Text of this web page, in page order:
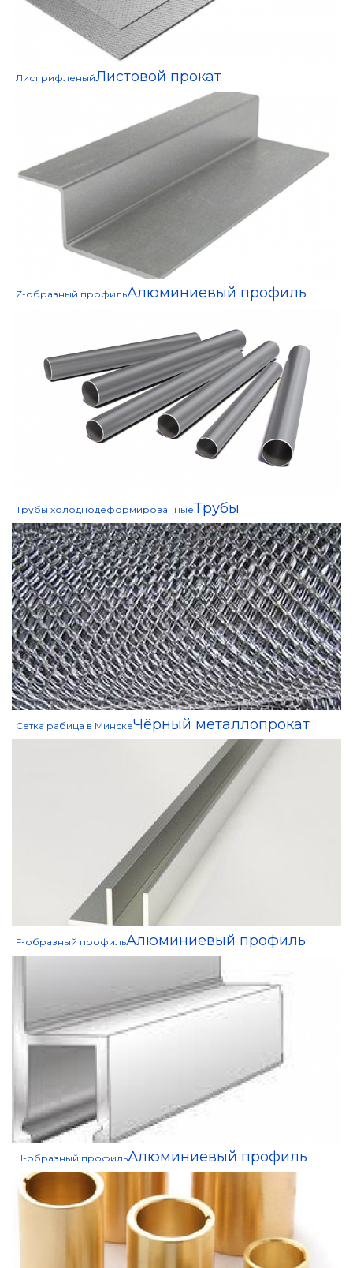
Лист рифленыйЛистовой прокат
Z-образный профильАлюминиевый профиль
Трубы холоднодеформированныеТрубы
Сетка рабица в МинскеЧёрный металлопрокат
F-образный профильАлюминиевый профиль
H-образный профильАлюминиевый профиль